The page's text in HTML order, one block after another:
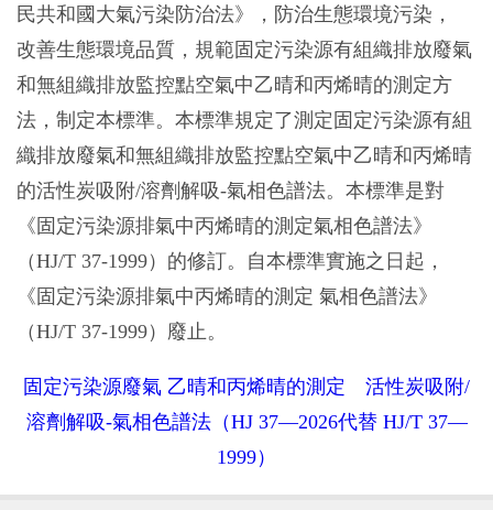
民共和國大氣污染防治法》，防治生態環境污染，
改善生態環境品質，規範固定污染源有組織排放廢氣
和無組織排放監控點空氣中乙晴和丙烯晴的測定方
法，制定本標準。本標準規定了測定固定污染源有組
織排放廢氣和無組織排放監控點空氣中乙晴和丙烯晴
的活性炭吸附/溶劑解吸-氣相色譜法。本標準是對
《固定污染源排氣中丙烯晴的測定氣相色譜法》
（HJ/T 37-1999）的修訂。自本標準實施之日起，
《固定污染源排氣中丙烯晴的測定 氣相色譜法》
（HJ/T 37-1999）廢止。
固定污染源廢氣 乙晴和丙烯晴的測定 活性炭吸附/
溶劑解吸-氣相色譜法（HJ 37—2026代替 HJ/T 37—
1999）